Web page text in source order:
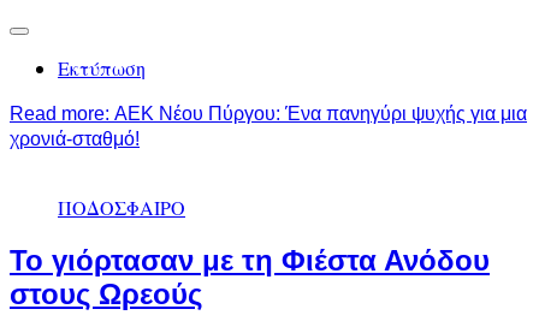
Εκτύπωση
Read more: ΑΕΚ Νέου Πύργου: Ένα πανηγύρι ψυχής για μια
χρονιά-σταθμό!
ΠΟΔΟΣΦΑΙΡΟ
Το γιόρτασαν με τη Φιέστα Ανόδου
στους Ωρεούς